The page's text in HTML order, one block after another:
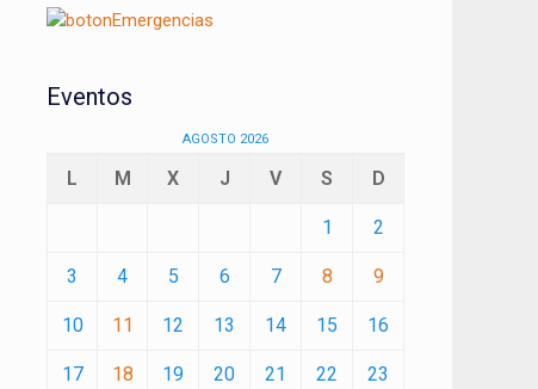
Eventos
AGOSTO 2026
L M X J V S D
1 2
3 4 5 6 7 8 9
10 11 12 13 14 15 16
17 18 19 20 21 22 23